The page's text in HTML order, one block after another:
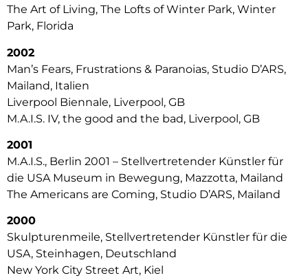
The Art of Living, The Lofts of Winter Park, Winter
Park, Florida
2002
Man’s Fears, Frustrations & Paranoias, Studio D’ARS,
Mailand, Italien
Liverpool Biennale, Liverpool, GB
M.A.I.S. IV, the good and the bad, Liverpool, GB
2001
M.A.I.S., Berlin 2001 – Stellvertretender Künstler für
die USA Museum in Bewegung, Mazzotta, Mailand
The Americans are Coming, Studio D’ARS, Mailand
2000
Skulpturenmeile, Stellvertretender Künstler für die
USA, Steinhagen, Deutschland
New York City Street Art, Kiel